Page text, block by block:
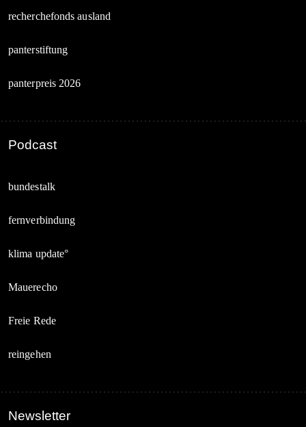
recherchefonds ausland
panterstiftung
panterpreis 2026
Podcast
bundestalk
fernverbindung
klima update°
Mauerecho
Freie Rede
reingehen
Newsletter